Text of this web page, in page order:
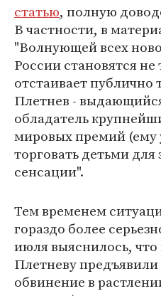
статью, полную
В частности, в
"Волнующей всех
России становятся
отстаивает
Плетнев -
обладатель
мировых премий (ему
торговать детьми
сенсации".
Тем временем
гораздо более
июля выяснилось, что
Плетневу предъявили
обвинение в